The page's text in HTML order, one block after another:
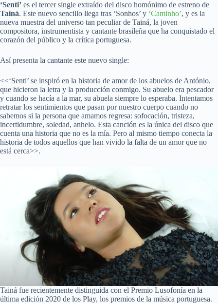
‘Senti’ es el tercer single extraído del disco homónimo de estreno de
Tainá. Este nuevo sencillo llega tras ‘Sonhos’ y ‘Caminho’, y es la
nueva muestra del universo tan peculiar de Tainá, la joven
compositora, instrumentista y cantante brasileña que ha conquistado el
corazón del público y la crítica portuguesa.
Así presenta la cantante este nuevo single:
<<‘Senti’ se inspiró en la historia de amor de los abuelos de António,
que hicieron la letra y la producción conmigo. Su abuelo era pescador
y cuando se hacía a la mar, su abuela siempre lo esperaba. Intentamos
retratar los sentimientos que pasan por nuestro cuerpo cuando no
sabemos si la persona que amamos regresa: sofocación, tristeza,
incertidumbre, soledad, anhelo. Esta canción es la única del disco que
cuenta una historia que no es la mía. Pero al mismo tiempo conecta la
historia de todos aquellos que han vivido la falta de un amor que no
está cerca>>.
Tainá fue recientemente distinguida con el Premio Lusofonía en la
última edición 2020 de los Play, los premios de la música portuguesa.